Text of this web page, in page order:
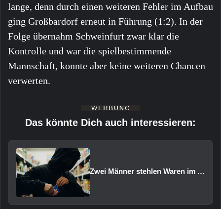
lange, denn durch einen weiteren Fehler im Aufbau
ging Großbardorf erneut in Führung (1:2). In der
Folge übernahm Schweinfurt zwar klar die
Kontrolle und war die spielbestimmende
Mannschaft, konnte aber keine weiteren Chancen
verwerten.
Das könnte Dich auch interessieren:
Zwei Männer stehlen Waren im Wert von rund 1.000 Euro